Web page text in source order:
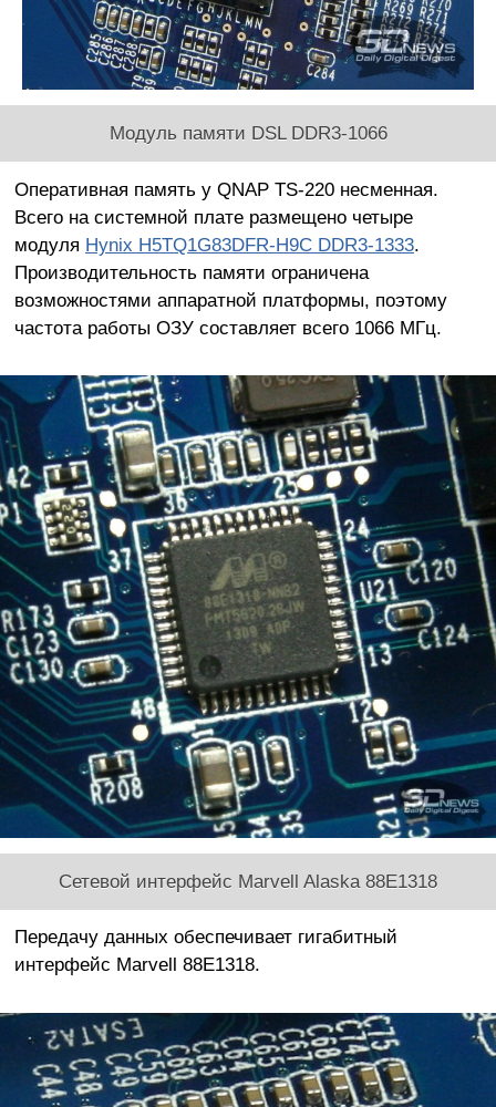
Модуль памяти DSL DDR3-1066
Оперативная память у QNAP TS-220 несменная.
Всего на системной плате размещено четыре
модуля Hynix H5TQ1G83DFR-H9C DDR3-1333.
Производительность памяти ограничена
возможностями аппаратной платформы, поэтому
частота работы ОЗУ составляет всего 1066 МГц.
Сетевой интерфейс Marvell Alaska 88E1318
Передачу данных обеспечивает гигабитный
интерфейс Marvell 88E1318.